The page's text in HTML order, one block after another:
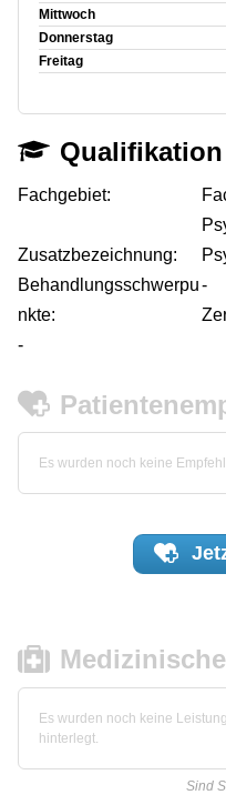
Mittwoch
Donnerstag
Freitag
Qualifikation
Fachgebiet:
Zusatzbezeichnung:
Behandlungsschwerpu
nkte:
-
-
Es wurden noch keine
Es wurden noch keine
hinterlegt.
Sind